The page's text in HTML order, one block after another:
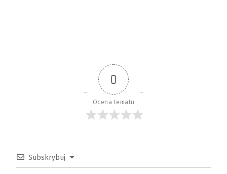
0
Ocena tematu
Subskrybuj